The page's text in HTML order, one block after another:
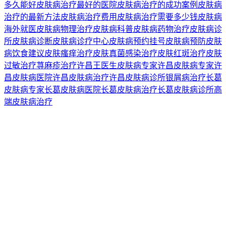
多久能好皮肤病治疗最好的医院皮肤病治疗的成功案例 皮肤病
治疗的最新方法皮肤病治疗费用 皮肤病治疗需要多少钱皮肤病
海外就医皮肤病物理治疗皮肤病科普皮肤病药物治疗皮肤病诊
所皮肤病诊断皮肤病诊疗中心皮肤病预约挂号皮肤病预防皮肤
病饮食建议皮肤瘙痒治疗皮肤真菌感染治疗皮肤红斑治疗皮肤
过敏治疗荨麻疹治疗许昌王医生皮肤病专家许昌皮肤病专家许
昌皮肤病医院许昌皮肤病治疗许昌皮肤病诊所银屑病治疗长葛
皮肤病专家长葛皮肤病医院长葛皮肤病治疗长葛皮肤病诊所高
端皮肤病治疗